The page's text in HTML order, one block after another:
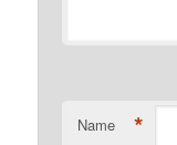
Name *